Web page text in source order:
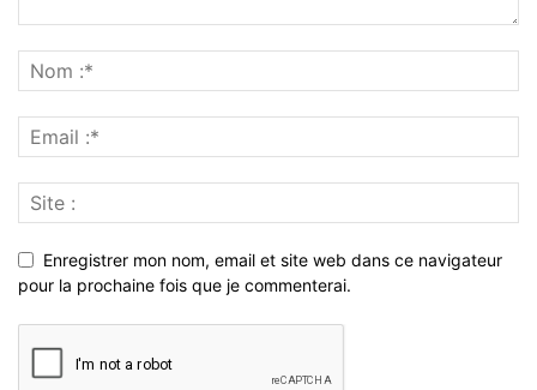
Enregistrer mon nom, email et site web dans ce navigateur
pour la prochaine fois que je commenterai.